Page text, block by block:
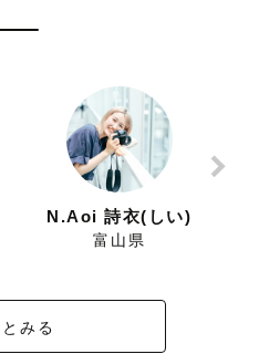
N.Aoi 詩衣(しい)
富山県
みる